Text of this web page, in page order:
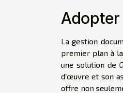
La gestion
premier plan à
une solution de
d'œuvre et son
offre non